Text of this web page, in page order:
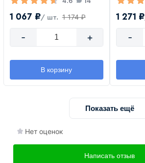
1 067 ₽/ шт. 1 174 ₽
- +
В корзину
1 271 ₽
-
Показать ещё
Нет оценок
Написать отзыв